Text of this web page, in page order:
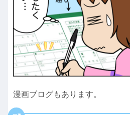
漫画ブログもあります。